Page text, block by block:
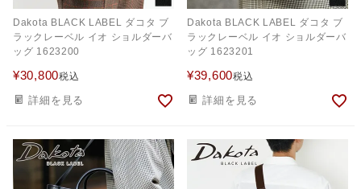
Dakota BLACK LABEL ダコタ ブ
ラックレーベル イオ ショルダーバ
ッグ 1623200
¥30,800税込
詳細を見る
Dakota BLACK LABEL ダコタ ブ
ラックレーベル イオ ショルダーバ
ッグ 1623201
¥39,600税込
詳細を見る